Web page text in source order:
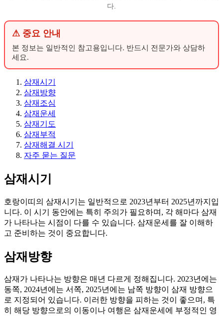
다.
⚠ 중요 안내
본 정보는 일반적인 참고용입니다. 반드시 전문가와 상담하
세요.
삼재시기
삼재방향
삼재조심
삼재운세
삼재기도
삼재부적
삼재해결 시기
자주 묻는 질문
삼재시기
호랑이띠의 삼재시기는 일반적으로 2023년부터 2025년까지입
니다. 이 시기 동안에는 특히 주의가 필요하며, 각 해마다 삼재
가 나타나는 시점이 다를 수 있습니다. 삼재운세를 잘 이해하
고 준비하는 것이 중요합니다.
삼재방향
삼재가 나타나는 방향은 매년 다르게 정해집니다. 2023년에는
동쪽, 2024년에는 서쪽, 2025년에는 남쪽 방향이 삼재 방향으
로 지정되어 있습니다. 이러한 방향을 피하는 것이 좋으며, 특
히 해당 방향으로의 이동이나 여행은 삼재운세에 부정적인 영